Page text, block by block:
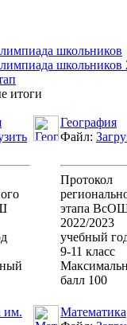
школьников
школьников
итоги
География
Файл:
Протокол
этапа
2022/2023
учебный
9-11 класс
балл 100
им.
Математика